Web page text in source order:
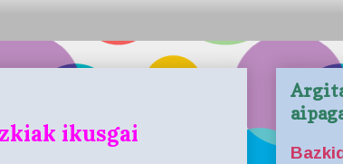
ikusgai